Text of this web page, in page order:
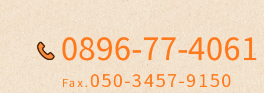
0896-77-4061
Fax.050-3457-9150